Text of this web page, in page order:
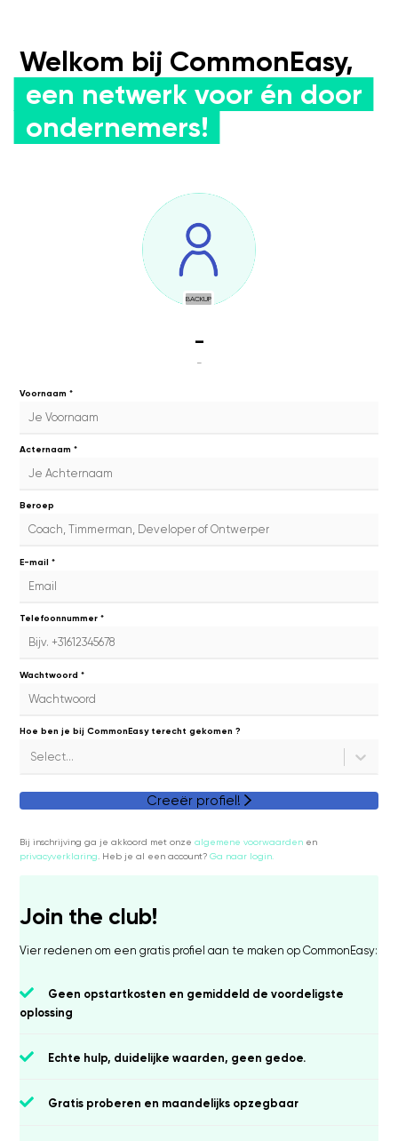
Welkom bij CommonEasy,
een netwerk voor én door
ondernemers!
BACKUP
-
-
Voornaam *
Acternaam *
Beroep
E-mail *
Telefoonnummer *
Wachtwoord *
Hoe ben je bij CommonEasy terecht gekomen ?
Select...
Creeër profiel!
Bij inschrijving ga je akkoord met onzealgemene voorwaarden en
privacyverklaring
Heb je al een account? Ga naar login.
Join the club!
Vier redenen om een gratis profiel aan te maken op CommonEasy:
Geen opstartkosten en gemiddeld de voordeligste
oplossing
Echte hulp, duidelijke waarden, geen gedoe.
Gratis proberen en maandelijks opzegbaar